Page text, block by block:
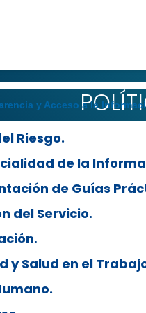
y Acceso a la
Riesgo.
de la
de Guías
del Servicio.
y Salud en el